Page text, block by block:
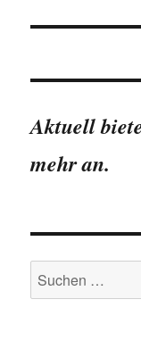
Aktuell
mehr an.
Suchen
nach: